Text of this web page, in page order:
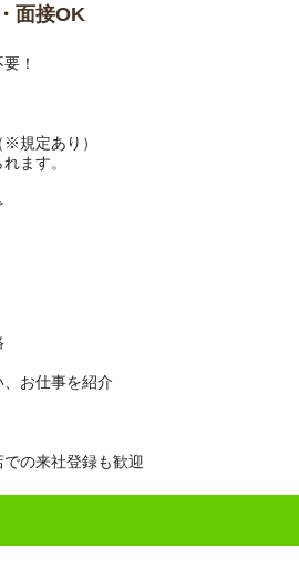
面接OK
！
規定あり）
ます。
お仕事を紹介
の来社登録も歓迎